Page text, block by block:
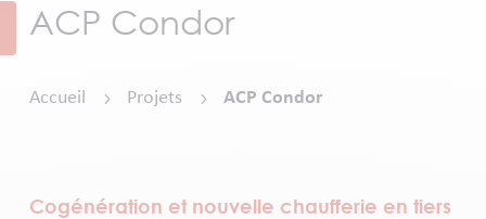
ACP Condor
Accueil 5 Projets 5 ACP Condor
Cogénération et nouvelle chaufferie en tiers